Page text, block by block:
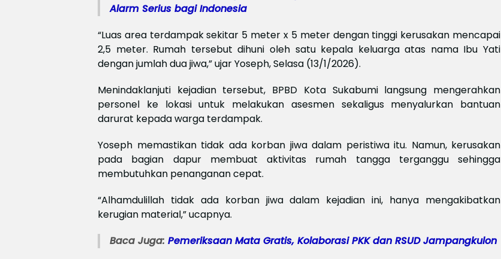
Alarm Serius bagi Indonesia
“Luas area terdampak sekitar 5 meter x 5 meter dengan tinggi kerusakan mencapai
2,5 meter. Rumah tersebut dihuni oleh satu kepala keluarga atas nama Ibu Yati
dengan jumlah dua jiwa,” ujar Yoseph, Selasa (13/1/2026).
Menindaklanjuti kejadian tersebut, BPBD Kota Sukabumi langsung mengerahkan
personel ke lokasi untuk melakukan asesmen sekaligus menyalurkan bantuan
darurat kepada warga terdampak.
Yoseph memastikan tidak ada korban jiwa dalam peristiwa itu. Namun, kerusakan
pada bagian dapur membuat aktivitas rumah tangga terganggu sehingga
membutuhkan penanganan cepat.
“Alhamdulillah tidak ada korban jiwa dalam kejadian ini, hanya mengakibatkan
kerugian material,” ucapnya.
Baca Juga: Pemeriksaan Mata Gratis, Kolaborasi PKK dan RSUD Jampangkulon